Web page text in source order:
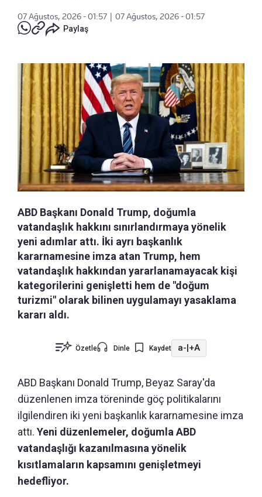
07 Ağustos, 2026 - 01:57
07 Ağustos, 2026 - 01:57
Paylaş
ABD Başkanı Donald Trump, doğumla
vatandaşlık hakkını sınırlandırmaya yönelik
yeni adımlar attı. İki ayrı başkanlık
kararnamesine imza atan Trump, hem
vatandaşlık hakkından yararlanamayacak kişi
kategorilerini genişletti hem de "doğum
turizmi" olarak bilinen uygulamayı yasaklama
kararı aldı.
Özetle Dinle Kaydet a-|+A
ABD Başkanı Donald Trump, Beyaz Saray'da
düzenlenen imza töreninde göç politikalarını
ilgilendiren iki yeni başkanlık kararnamesine imza
attı. Yeni düzenlemeler, doğumla ABD
vatandaşlığı kazanılmasına yönelik
kısıtlamaların kapsamını genişletmeyi
hedefliyor.